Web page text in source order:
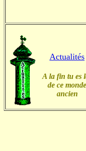
Actualités
A la fin tu es
de ce monde
ancien